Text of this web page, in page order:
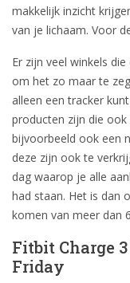
makkelijk inzicht
van je lichaam. Voor
Er zijn veel winkels
om het zo maar te
alleen een tracker
producten zijn die ook
bijvoorbeeld ook een
deze zijn ook te
dag waarop je alle
had staan. Het is dan
komen van meer dan
Fitbit Charge
Friday